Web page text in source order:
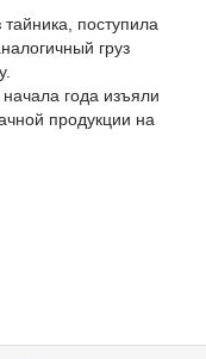
поступила
груз
года изъяли
продукции на